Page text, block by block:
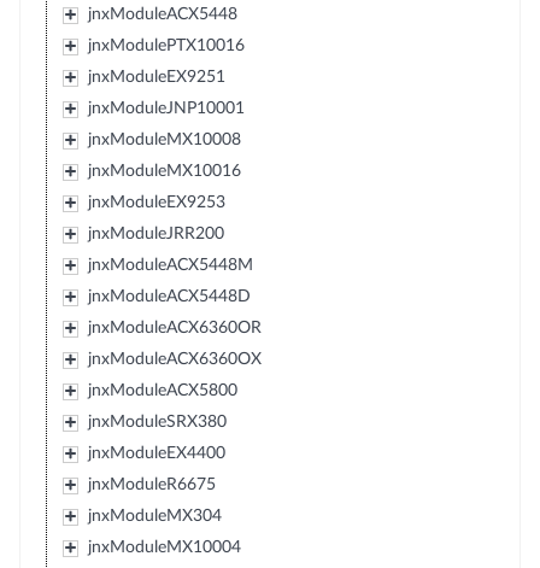
jnxModuleACX5448
jnxModulePTX10016
jnxModuleEX9251
jnxModuleJNP10001
jnxModuleMX10008
jnxModuleMX10016
jnxModuleEX9253
jnxModuleJRR200
jnxModuleACX5448M
jnxModuleACX5448D
jnxModuleACX6360OR
jnxModuleACX6360OX
jnxModuleACX5800
jnxModuleSRX380
jnxModuleEX4400
jnxModuleR6675
jnxModuleMX304
jnxModuleMX10004